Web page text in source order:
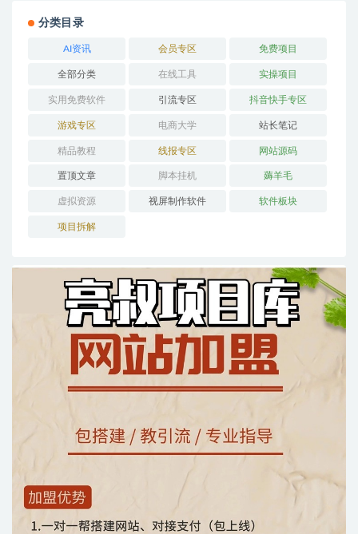
分类目录
AI资讯 会员专区 免费项目
全部分类 在线工具 实操项目
实用免费软件 引流专区 抖音快手专区
游戏专区 电商大学 站长笔记
精品教程 线报专区 网站源码
置顶文章 脚本挂机 薅羊毛
虚拟资源 视屏制作软件 软件板块
项目拆解